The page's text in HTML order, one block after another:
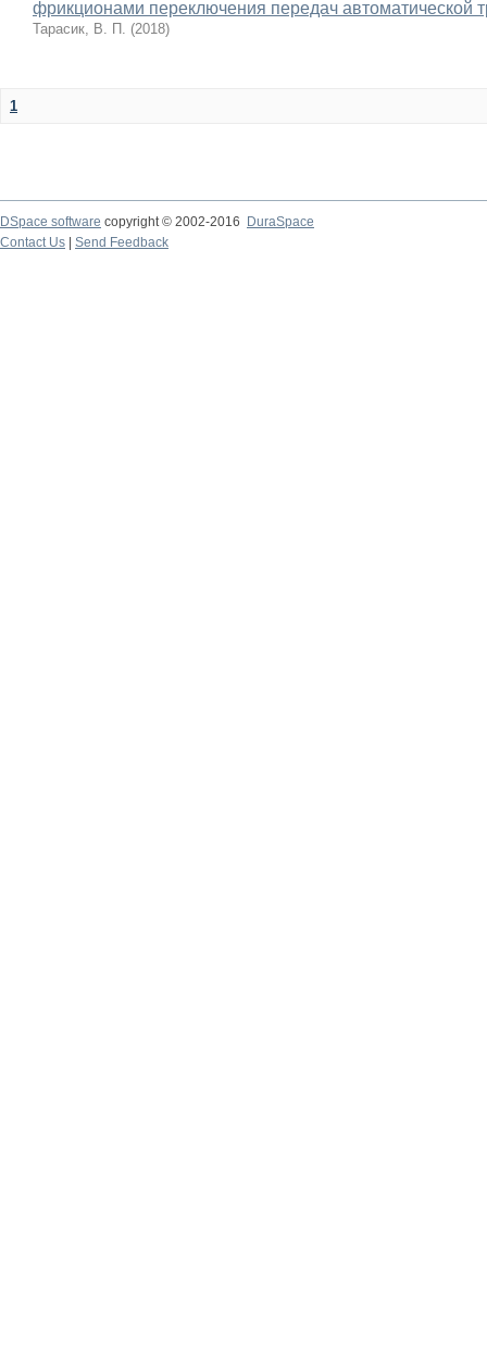
фрикционами переключения передач автоматической
Тарасик, В. П. (2018)
1
DSpace software copyright © 2002-2016
DuraSpace
Contact Us
Send Feedback